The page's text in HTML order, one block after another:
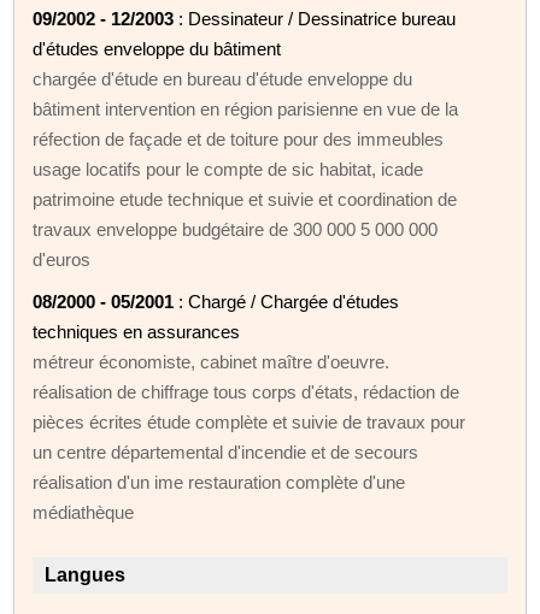
09/2002 - 12/2003 : Dessinateur / Dessinatrice bureau
d'études enveloppe du bâtiment
chargée d'étude en bureau d'étude enveloppe du
bâtiment intervention en région parisienne en vue de la
réfection de façade et de toiture pour des immeubles
usage locatifs pour le compte de sic habitat, icade
patrimoine etude technique et suivie et coordination de
travaux enveloppe budgétaire de 300 000 5 000 000
d'euros
08/2000 - 05/2001 : Chargé / Chargée d'études
techniques en assurances
métreur économiste, cabinet maître d'oeuvre.
réalisation de chiffrage tous corps d'états, rédaction de
pièces écrites étude complète et suivie de travaux pour
un centre départemental d'incendie et de secours
réalisation d'un ime restauration complète d'une
médiathèque
Langues